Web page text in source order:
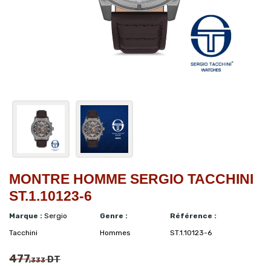
MONTRE HOMME SERGIO TACCHINI
ST.1.10123-6
Marque : Sergio
Tacchini
Genre :
Hommes
Référence :
ST.1.10123-6
477,333DT